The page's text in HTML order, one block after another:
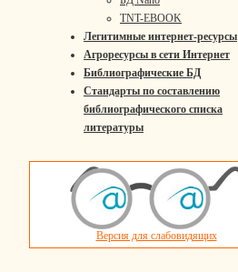
TNT-EBOOK
Легитимные интернет-ресурсы
Агроресурсы в сети Интернет
Библиографические БД
Стандарты по составлению
библиографического списка
литературы
Версия для слабовидящих